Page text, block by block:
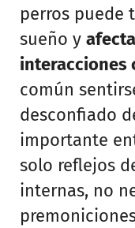
perros puede
sueño y
interacciones
común
desconfiado
importante
solo reflejos
internas, no